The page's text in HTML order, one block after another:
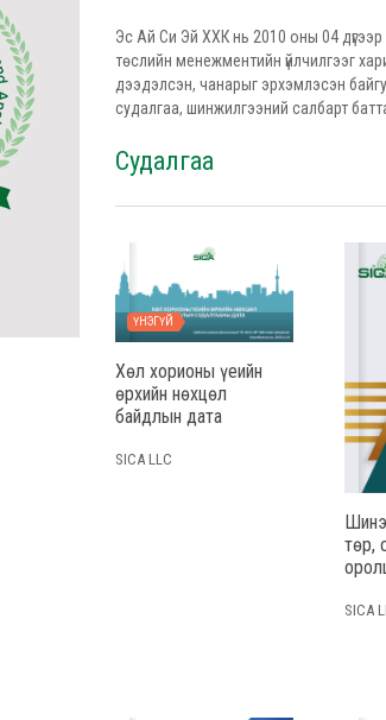
Эс Ай Си Эй ХХК нь 2010 оны 04 дүгээр
төслийн менежментийн үйлчилгээг
дээдэлсэн, чанарыг эрхэмлэсэн
судалгаа, шинжилгээний салбарт
Судалгаа
ҮНЭГҮЙ
Хөл хорионы үеийн
өрхийн нөхцөл
байдлын дата
SICA LLC
төр,
SICA